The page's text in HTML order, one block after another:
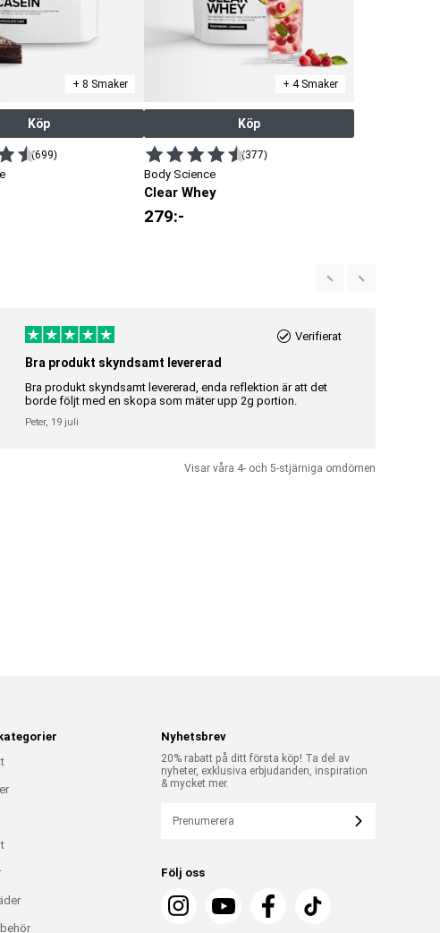
+ 8 Smaker
Köp
(699)
+ 4 Smaker
Köp
(377)
Body Science
Clear Whey
279:-
Verifierat
Bra produkt skyndsamt levererad
Bra produkt skyndsamt levererad, enda reflektion är att det
borde följt med en skopa som mäter upp 2g portion.
Peter, 19 juli
Visar våra 4- och 5-stjärniga omdömen
Nyhetsbrev
20% rabatt på ditt första köp! Ta del av
nyheter, exklusiva erbjudanden, inspiration
& mycket mer.
Prenumerera
Följ oss